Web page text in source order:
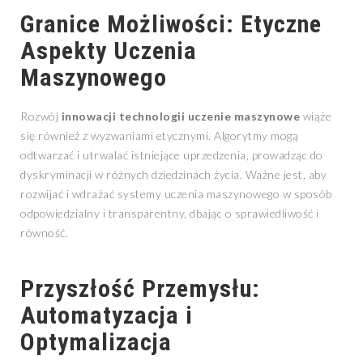
Granice Możliwości: Etyczne
Aspekty Uczenia
Maszynowego
Rozwój innowacji technologii uczenie maszynowe wiąże
się również z wyzwaniami etycznymi. Algorytmy mogą
odtwarzać i utrwalać istniejące uprzedzenia, prowadząc do
dyskryminacji w różnych dziedzinach życia. Ważne jest, aby
rozwijać i wdrażać systemy uczenia maszynowego w sposób
odpowiedzialny i transparentny, dbając o sprawiedliwość i
równość.
Przyszłość Przemysłu:
Automatyzacja i
Optymalizacja